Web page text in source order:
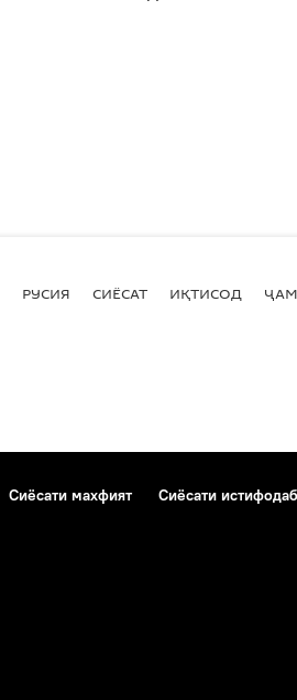
РУСИЯ СИЁСАТ ИҚТИСОД
Сиёсати махфият Сиёсати